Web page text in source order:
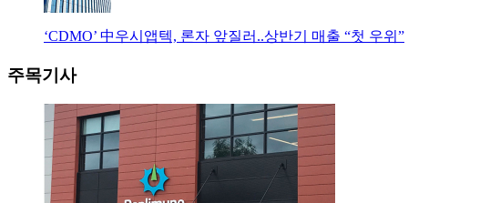
‘CDMO’ 中우시앱텍, 론자 앞질러..상반기 매출 “첫 우위”
주목기사